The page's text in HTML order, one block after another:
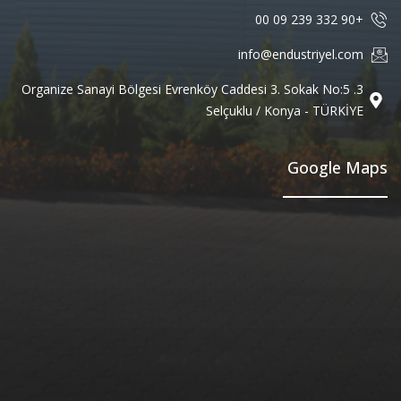
+90 332 239 09 00
info@endustriyel.com
3. Organize Sanayi Bölgesi Evrenköy Caddesi 3. Sokak No:5
Selçuklu / Konya - TÜRKİYE
Google Maps